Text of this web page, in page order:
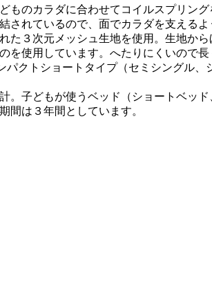
ものカラダに合わせてコイルスプリング
されているので、面でカラダを支える
た３次元メッシュ生地を使用。生地か
を使用しています。へたりにくいので長
パクトショートタイプ（セミシングル
。子どもが使うベッド（ショートベッ
間は３年間としています。